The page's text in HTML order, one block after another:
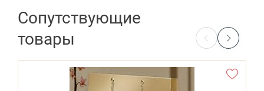
Сопутствующие
товары